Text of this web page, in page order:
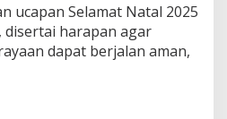
ucapan Selamat Natal 2025
disertai harapan agar
dapat berjalan aman,